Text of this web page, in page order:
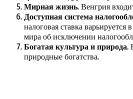
Мирная жизнь. Венгрия
Доступная система
налоговая ставка варьируется
мира об исключении
Богатая культура и природа.
природные богатства.